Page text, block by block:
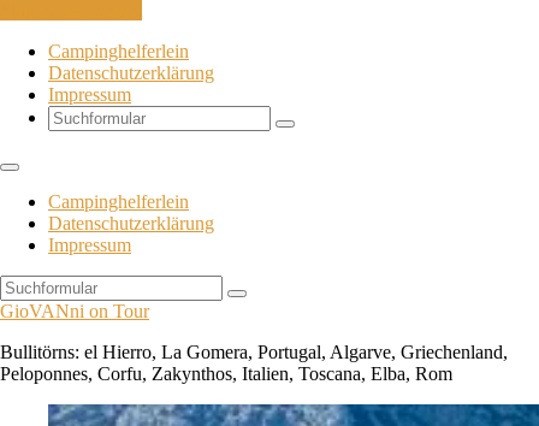
Campinghelferlein
Datenschutzerklärung
Impressum
Search
Campinghelferlein
Datenschutzerklärung
Impressum
Search
GioVANni on Tour
Bullitörns: el Hierro, La Gomera, Portugal, Algarve, Griechenland,
Peloponnes, Corfu, Zakynthos, Italien, Toscana, Elba, Rom